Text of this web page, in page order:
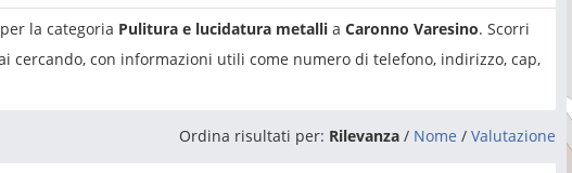
la categoria Pulitura e lucidatura metalli a Caronno Varesino. Scorri
cercando, con informazioni utili come numero di telefono, indirizzo, cap,
Ordina risultati per: Rilevanza / Nome / Valutazione